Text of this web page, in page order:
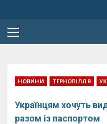
Primary
НОВИНИ ТЕРНОПІЛЛЯ
Українцям хочуть
разом із паспортом